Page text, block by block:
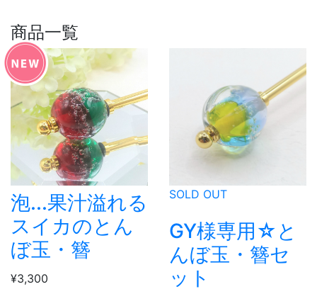
商品一覧
泡...果汁溢れる
スイカのとん
ぼ玉・簪
¥3,300
SOLD OUT
GY様専用☆と
んぼ玉・簪セ
ット